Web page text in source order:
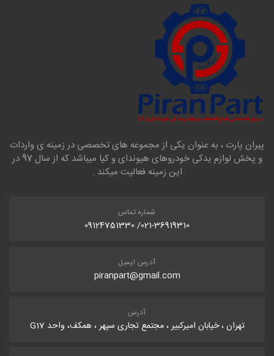
پیران پارت ، به عنوان یکی از مجموعه های تخصصی در زمینه ی واردات
و پخش لوازم یدکی خودروهای هیوندای و کیا میباشد که از سال 97 در
این زمینه فعالیت میکند .
شماره تماس
021-36919310/ 09124751330
آدرس ایمیل
piranpart@gmail.com
آدرس
تهران ، خیابان امیرکبیر ، مجتمع تجاری سپهر ، همکف، واحد G17